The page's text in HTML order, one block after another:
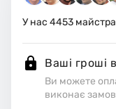
У нас 4453
Ваші гроші
Ви можете
виконає